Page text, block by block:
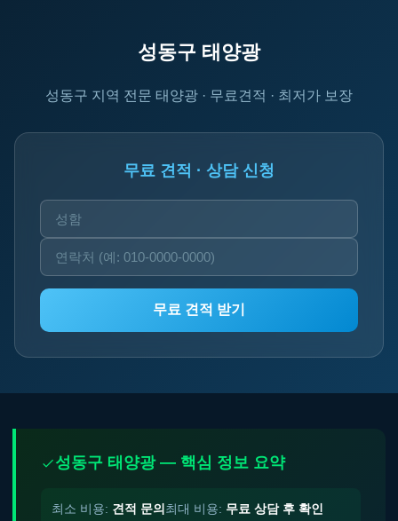
성동구 태양광
성동구 지역 전문 태양광 · 무료견적 · 최저가 보장
무료 견적 · 상담 신청
무료 견적 받기
성동구 태양광 — 핵심 정보 요약
최소 비용: 견적 문의 최대 비용: 무료 상담 후 확인